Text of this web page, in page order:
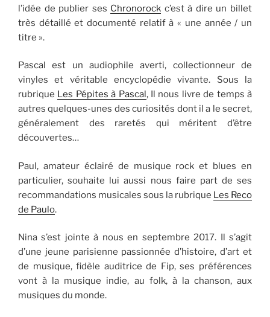
l’idée de publier ses Chronorock c’est à dire un billet
très détaillé et documenté relatif à « une année / un
titre ».
Pascal est un audiophile averti, collectionneur de
vinyles et véritable encyclopédie vivante. Sous la
rubrique Les Pépites à Pascal, Il nous livre de temps à
autres quelques-unes des curiosités dont il a le secret,
généralement des raretés qui méritent d’être
découvertes…
Paul, amateur éclairé de musique rock et blues en
particulier, souhaite lui aussi nous faire part de ses
recommandations musicales sous la rubrique Les Reco
de Paulo.
Nina s’est jointe à nous en septembre 2017. Il s’agit
d’une jeune parisienne passionnée d’histoire, d’art et
de musique, fidèle auditrice de Fip, ses préférences
vont à la musique indie, au folk, à la chanson, aux
musiques du monde.